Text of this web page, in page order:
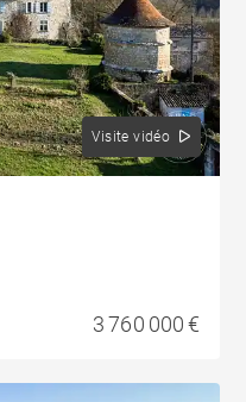
Visite vidéo
3 760 000 €